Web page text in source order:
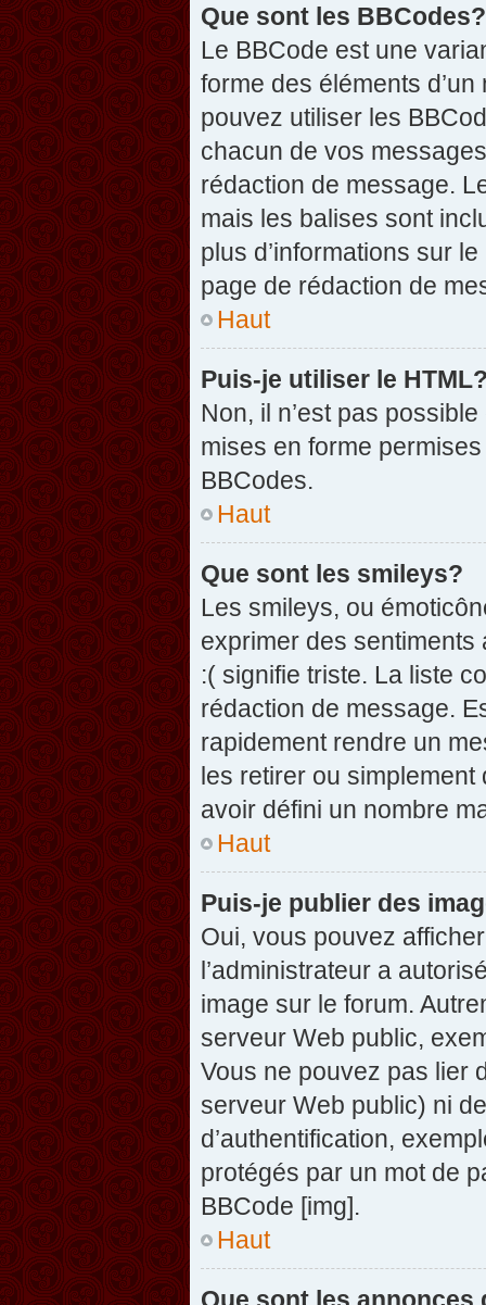
Que sont les BBCodes?
Le BBCode est une
forme des éléments
pouvez utiliser les
chacun de vos
rédaction de message.
mais les balises sont
plus d’informations sur
page de rédaction de
Haut
Puis-je utiliser le
Non, il n’est pas
mises en forme
BBCodes.
Haut
Que sont les smileys?
Les smileys, ou
exprimer des
:( signifie triste. La liste
rédaction de message.
rapidement rendre un
les retirer ou simplement
avoir défini un nombre
Haut
Puis-je publier des
Oui, vous pouvez
l’administrateur a
image sur le forum.
serveur Web public,
Vous ne pouvez pas lier
serveur Web public) ni
d’authentification,
protégés par un mot de
BBCode [img].
Haut
Que sont les annonces